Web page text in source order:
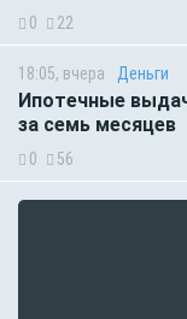
0 22
18:05, вчера Деньги
Ипотечные
за семь месяцев
0 56